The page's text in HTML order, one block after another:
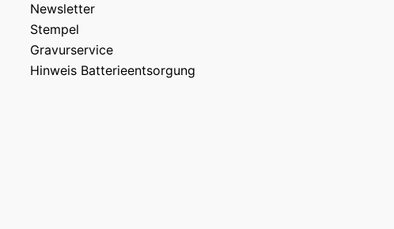
Newsletter
Stempel
Gravurservice
Hinweis Batterieentsorgung